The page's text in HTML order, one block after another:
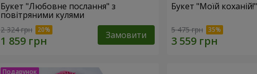
Букет "Любовне послання" з
повітряними кулями
2 324 грн Замовити
Букет "Моїй коханій!"
5 475 грн